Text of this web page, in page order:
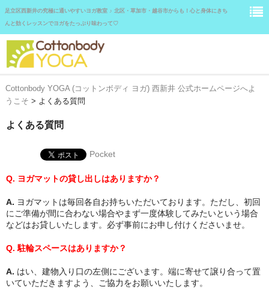
足立区西新井の究極に通いやすいヨガ教室 ♪ 北区・草加市・越谷市からも！心と身体にきち
んと効くレッスンでヨガをたっぷり味わって♡
ホーム
講師紹介
生徒さまの声
よくある質問
Cottonbody YOGA (コットンボディ ヨガ) 西新井 公式ホームページへよ
うこそ > よくある質問
よくある質問
Pocket
Q. ヨガマットの貸し出しはありますか？
A. ヨガマットは毎回各自お持ちいただいております。ただし、初回
にご準備が間に合わない場合やまず一度体験してみたいという場合
などはお貸しいたします。必ず事前にお申し付けくださいませ。
Q. 駐輪スペースはありますか？
A. はい、建物入り口の左側にございます。端に寄せて譲り合って置
いていただきますよう、ご協力をお願いいたします。